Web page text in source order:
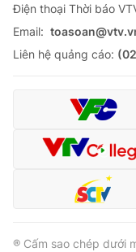
Ðiện thoại Thời báo
Email:
Liên hệ quảng cáo:
® Cấm sao chép dưới